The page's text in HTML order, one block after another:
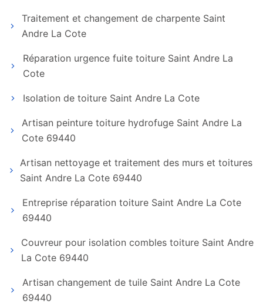
Traitement et changement de charpente Saint
Andre La Cote
Réparation urgence fuite toiture Saint Andre La
Cote
Isolation de toiture Saint Andre La Cote
Artisan peinture toiture hydrofuge Saint Andre La
Cote 69440
Artisan nettoyage et traitement des murs et toitures
Saint Andre La Cote 69440
Entreprise réparation toiture Saint Andre La Cote
69440
Couvreur pour isolation combles toiture Saint Andre
La Cote 69440
Artisan changement de tuile Saint Andre La Cote
69440